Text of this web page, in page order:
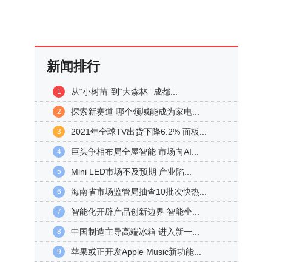
新闻排行
1 从“小树苗”到“大森林” 成都...
2 探索新赛道 哪个领域能成为家电...
3 2021年全球TV出货下降6.2% 面板...
4 巨头争相布局全屋智能 市场向AI...
5 Mini LED市场不及预期 产业陷...
6 海南省市场监管局抽查10批次快热...
7 智能化开辟产品创新边界 智能坐...
8 中国制造主导高端冰箱 进入新一...
9 苹果或正开发Apple Music新功能...